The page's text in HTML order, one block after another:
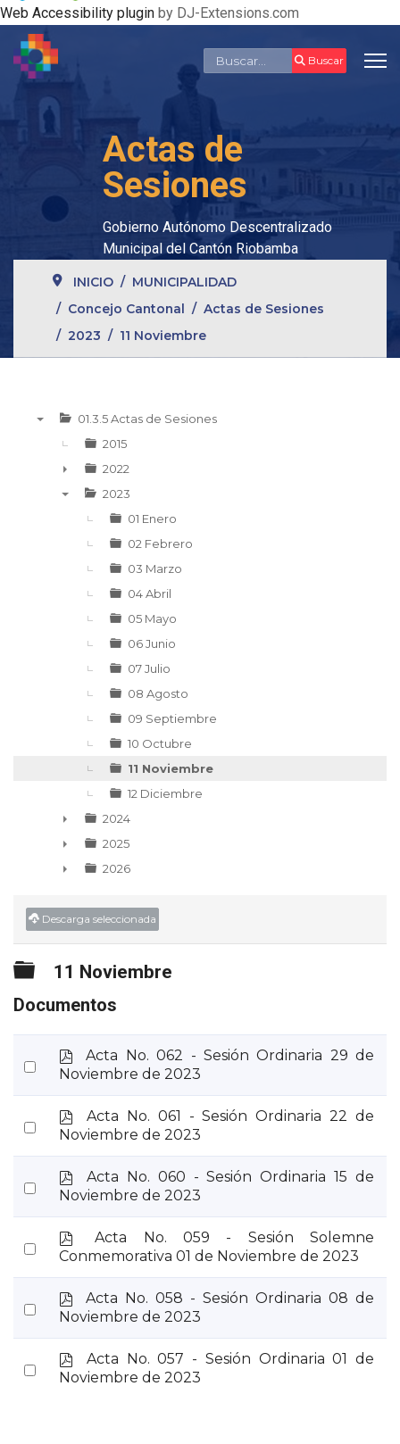
Web Accessibility plugin by DJ-Extensions.com
Buscar Buscar
Actas de
Sesiones
Gobierno Autónomo Descentralizado
Municipal del Cantón Riobamba
INICIO
MUNICIPALIDAD
Concejo Cantonal
Actas de Sesiones
2023
11 Noviembre
01.3.5 Actas de Sesiones
2015
►
2022
2023
01 Enero
02 Febrero
03 Marzo
04 Abril
05 Mayo
06 Junio
07 Julio
08 Agosto
09 Septiembre
10 Octubre
11 Noviembre
12 Diciembre
►
2024
►
2025
2026
Descarga seleccionada
Carpeta
11 Noviembre
Documentos
Select
p
d
Acta No. 062 - Sesión Ordinaria 29 de
Noviembre de 2023
Select
p
d
Acta No. 061 - Sesión Ordinaria 22 de
Noviembre de 2023
Select
p
d
Acta No. 060 - Sesión Ordinaria 15 de
Noviembre de 2023
Select
p
d
Acta No. 059 - Sesión Solemne
Conmemorativa 01 de Noviembre de 2023
Select
p
d
Acta No. 058 - Sesión Ordinaria 08 de
Noviembre de 2023
Select
p
d
Acta No. 057 - Sesión Ordinaria 01 de
Noviembre de 2023